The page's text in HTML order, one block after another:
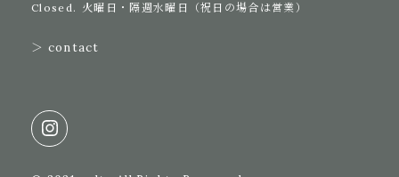
Closed. 火曜日・隔週水曜日（祝日の場合は営業）
＞ contact